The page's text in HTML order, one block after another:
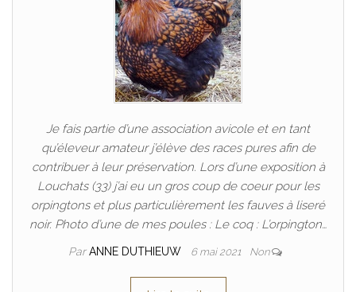
Je fais partie d’une association avicole et en tant
qu’éleveur amateur j’élève des races pures afin de
contribuer à leur préservation. Lors d’une exposition à
Louchats (33) j’ai eu un gros coup de coeur pour les
orpingtons et plus particulièrement les fauves à liseré
noir. Photo d’une de mes poules : Le coq : L’orpington…
ParANNE DUTHIEUW 6 mai 2021 Non